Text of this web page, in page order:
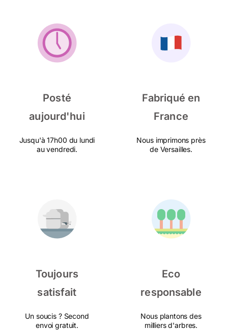
Posté
aujourd'hui
Jusqu'à 17h00 du lundi
au vendredi.
Fabriqué en
France
Nous imprimons près
de Versailles.
Toujours
satisfait
Un soucis ? Second
envoi gratuit.
Eco
responsable
Nous plantons des
milliers d'arbres.